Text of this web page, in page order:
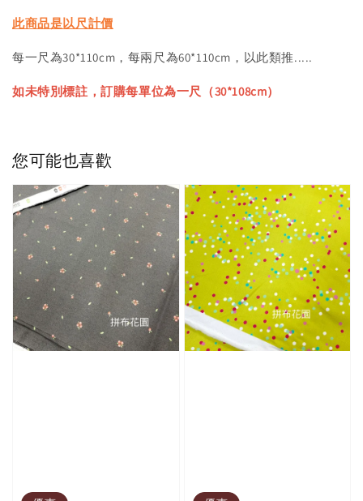
此商品是以尺計價
每一尺為30*110cm，每兩尺為60*110cm，以此類推.....
如未特別標註，訂購每單位為一尺（30*108cm）
您可能也喜歡